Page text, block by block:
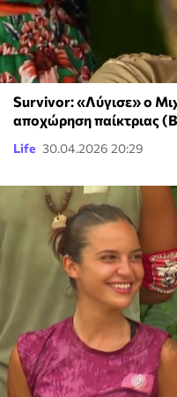
Survivor: «Λύγισε» ο
αποχώρηση παίκτριας
Life 30.04.2026 20:29